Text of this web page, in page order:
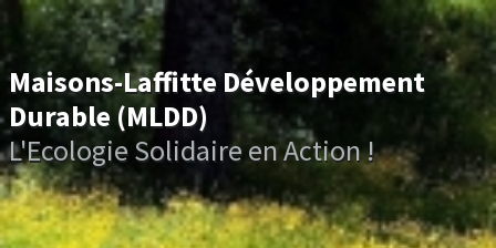
Maisons-Laffitte Développement
Durable (MLDD)
L'Ecologie Solidaire en Action !